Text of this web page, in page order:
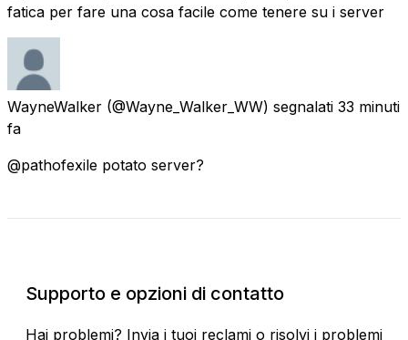
fatica per fare una cosa facile come tenere su i server
WayneWalker (@Wayne_Walker_WW) segnalati 33 minuti
fa
@pathofexile potato server?
Supporto e opzioni di contatto
Hai problemi? Invia i tuoi reclami o risolvi i problemi